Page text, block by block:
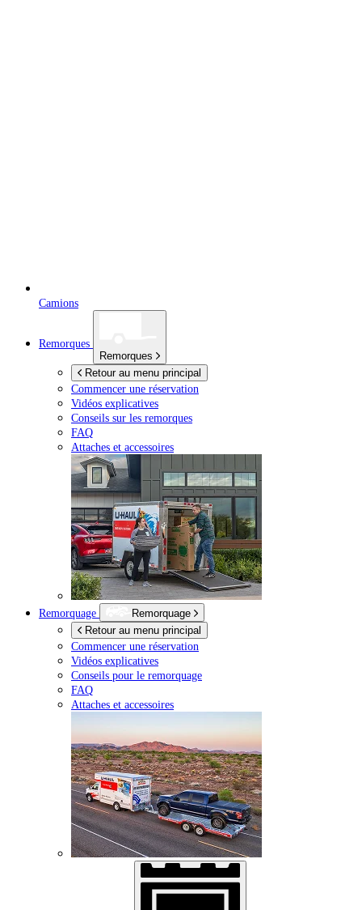
Camions
Remorques
Remorques
Retour au menu principal
Commencer une réservation
Vidéos explicatives
Conseils sur les remorques
FAQ
Attaches et accessoires
Remorquage
Remorquage
Retour au menu principal
Commencer une réservation
Vidéos explicatives
Conseils pour le remorquage
FAQ
Attaches et accessoires